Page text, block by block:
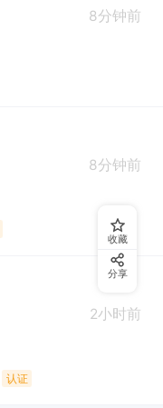
8分钟前
8分钟前
2小时前
认证
收藏
分享